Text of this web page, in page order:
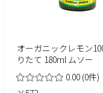
オーガニックレモン
りたて 180ml ムソー
0.00 (0件)